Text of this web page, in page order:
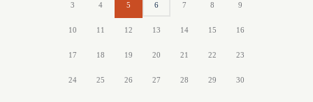
3 4 5 6 7 8 9
10 11 12 13 14 15 16
17 18 19 20 21 22 23
24 25 26 27 28 29 30